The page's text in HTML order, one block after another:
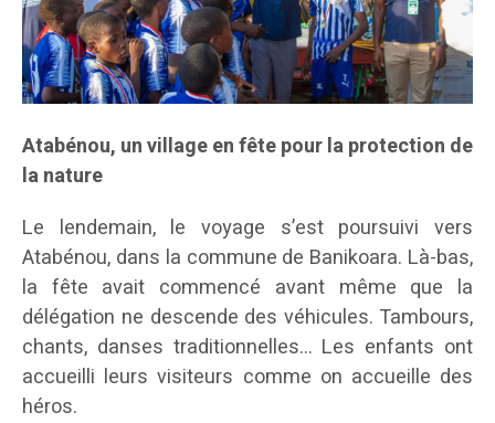
Atabénou, un village en fête pour la protection de
la nature
Le lendemain, le voyage s’est poursuivi vers
Atabénou, dans la commune de Banikoara. Là-bas,
la fête avait commencé avant même que la
délégation ne descende des véhicules. Tambours,
chants, danses traditionnelles… Les enfants ont
accueilli leurs visiteurs comme on accueille des
héros.